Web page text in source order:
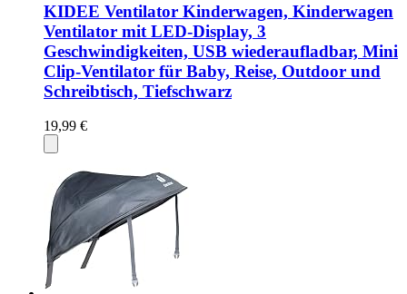
KIDEE Ventilator Kinderwagen, Kinderwagen
Ventilator mit LED-Display, 3
Geschwindigkeiten, USB wiederaufladbar, Mini
Clip-Ventilator für Baby, Reise, Outdoor und
Schreibtisch, Tiefschwarz
19,99 €